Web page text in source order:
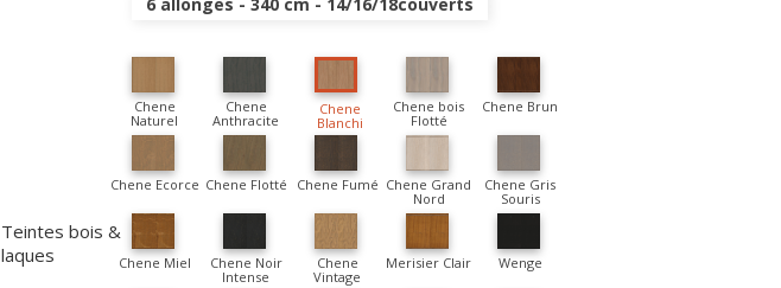
Teintes bois &
laques
Chene
Naturel
Chene
Anthracite
Chene
Blanchi
Chene bois
Flotté
Chene Brun
Chene Ecorce Chene Flotté Chene Fumé Chene Grand
Nord
Chene Gris
Souris
Chene Miel
Chene Noir
Intense
Chene
Vintage
Merisier Clair Wenge